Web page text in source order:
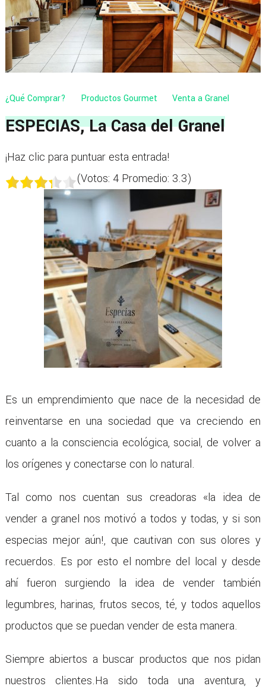
¿Qué Comprar? Productos Gourmet Venta a Granel
ESPECIAS, La Casa del Granel
¡Haz clic para puntuar esta entrada!
(Votos: 4Promedio: 3.3)
Es un emprendimiento que nace de la necesidad de
reinventarse en una sociedad que va creciendo en
cuanto a la consciencia ecológica, social, de volver a
los orígenes y conectarse con lo natural.
Tal como nos cuentan sus creadoras «la idea de
vender a granel nos motivó a todos y todas, y si son
especias mejor aún!, que cautivan con sus olores y
recuerdos. Es por esto el nombre del local y desde
ahí fueron surgiendo la idea de vender también
legumbres, harinas, frutos secos, té, y todos aquellos
productos que se puedan vender de esta manera.
Siempre abiertos a buscar productos que nos pidan
nuestros clientes.Ha sido toda una aventura, y